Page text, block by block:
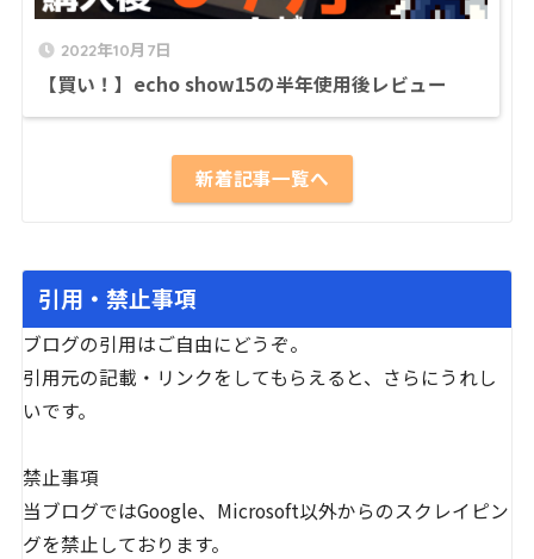
2022年10月7日
【買い！】echo show15の半年使用後レビュー
新着記事一覧へ
引用・禁止事項
ブログの引用はご自由にどうぞ。
引用元の記載・リンクをしてもらえると、さらにうれし
いです。
禁止事項
当ブログではGoogle、Microsoft以外からのスクレイピン
グを禁止しております。